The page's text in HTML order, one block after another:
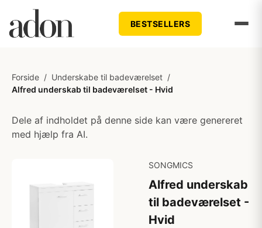
BESTSELLERS
Forside / Underskabe til badeværelset /
Alfred underskab til badeværelset - Hvid
Dele af indholdet på denne side kan være genereret
med hjælp fra AI.
SONGMICS
Alfred underskab
til badeværelset -
Hvid